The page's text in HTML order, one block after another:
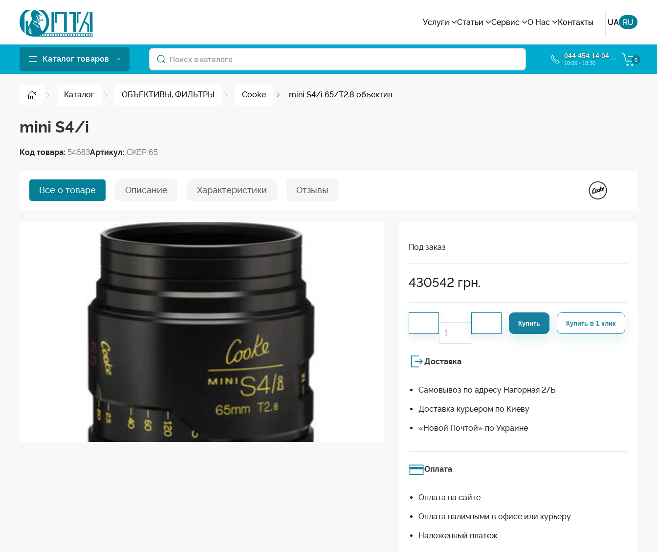
Услуги Статьи Сервис О Нас Контакты UA RU
Каталог товаров 044 454 14 04
10:00 - 18:30
0
Каталог ОБЪЕКТИВЫ, ФИЛЬТРЫ Cooke mini S4/i 65/T2.8 объектив
mini S4/i
Код товара: 54683Артикул: CKEP 65
Все о товаре Описание Характеристики Отзывы
Под заказ
430542 грн.
Купить Купить в 1 клик
Доставка
Самовывоз по адресу Нагорная 27Б
Доставка курьером по Киеву
«Новой Почтой» по Украине
Оплата
Оплата на сайте
Оплата наличными в офисе или курьеру
Наложенный платеж